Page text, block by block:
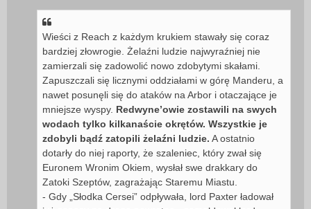
Wieści z Reach z każdym krukiem stawały się coraz
bardziej złowrogie. Żelaźni ludzie najwyraźniej nie
zamierzali się zadowolić nowo zdobytymi skałami.
Zapuszczali się licznymi oddziałami w górę Manderu, a
nawet posunęli się do ataków na Arbor i otaczające je
mniejsze wyspy. Redwyne’owie zostawili na swych
wodach tylko kilkanaście okrętów. Wszystkie je
zdobyli bądź zatopili żelaźni ludzie. A ostatnio
dotarły do niej raporty, że szaleniec, który zwał się
Euronem Wronim Okiem, wysłał swe drakkary do
Zatoki Szeptów, zagrażając Staremu Miastu.
- Gdy „Słodka Cersei” odpływała, lord Paxter ładował